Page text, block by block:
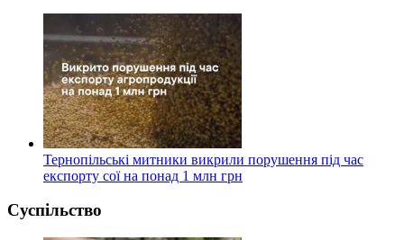
Тернопільські митники викрили порушення під час
експорту сої на понад 1 млн грн
Суспільство